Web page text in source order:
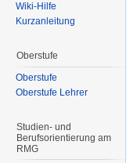
Wiki-Hilfe
Kurzanleitung
Oberstufe
Oberstufe
Oberstufe Lehrer
Studien- und
Berufsorientierung am
RMG